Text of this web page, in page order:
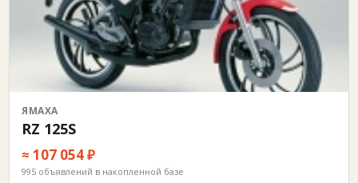
ЯМАХА
RZ 125S
≈ 107 054 ₽
995 объявлений в накопленной базе